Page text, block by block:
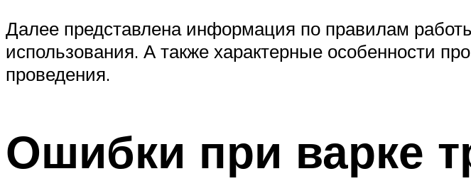
Далее представлена информация по правилам
использования. А также характерные особенности
проведения.
Ошибки при варке